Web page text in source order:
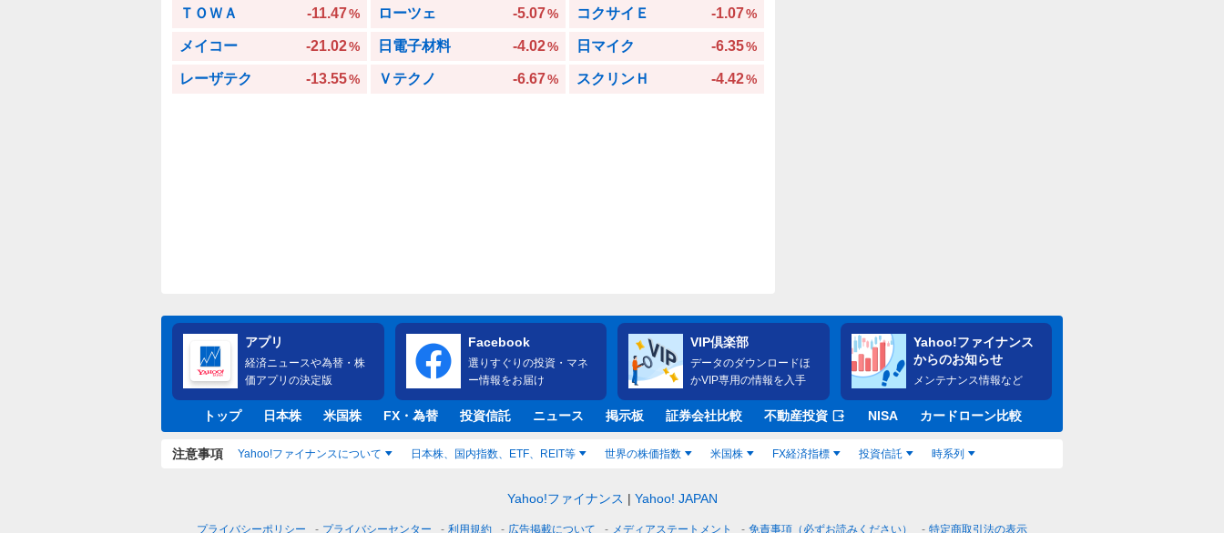
ＴＯＷＡ -11.47% ローツェ -5.07% コクサイＥ -1.07%
メイコー -21.02% 日電子材料 -4.02% 日マイク -6.35%
レーザテク -13.55% Ｖテクノ -6.67% スクリンＨ -4.42%
アプリ
経済ニュースや為替・株
価アプリの決定版
Facebook
選りすぐりの投資・マネ
ー情報をお届け
VIP倶楽部
データのダウンロードほ
かVIP専用の情報を入手
Yahoo!ファイナンス
からのお知らせ
メンテナンス情報など
トップ 日本株 米国株 FX・為替 投資信託 ニュース 掲示板 証券会社比較 不動産投資 NISA カードローン比較
注意事項 Yahoo!ファイナンスについて 日本株、国内指数、ETF、REIT等 世界の株価指数 米国株 FX経済指標 投資信託 時系列
Yahoo!ファイナンス Yahoo! JAPAN
プライバシーポリシー プライバシーセンター 利用規約 広告掲載について メディアステートメント 免責事項（必ずお読みください） 特定商取引法の表示